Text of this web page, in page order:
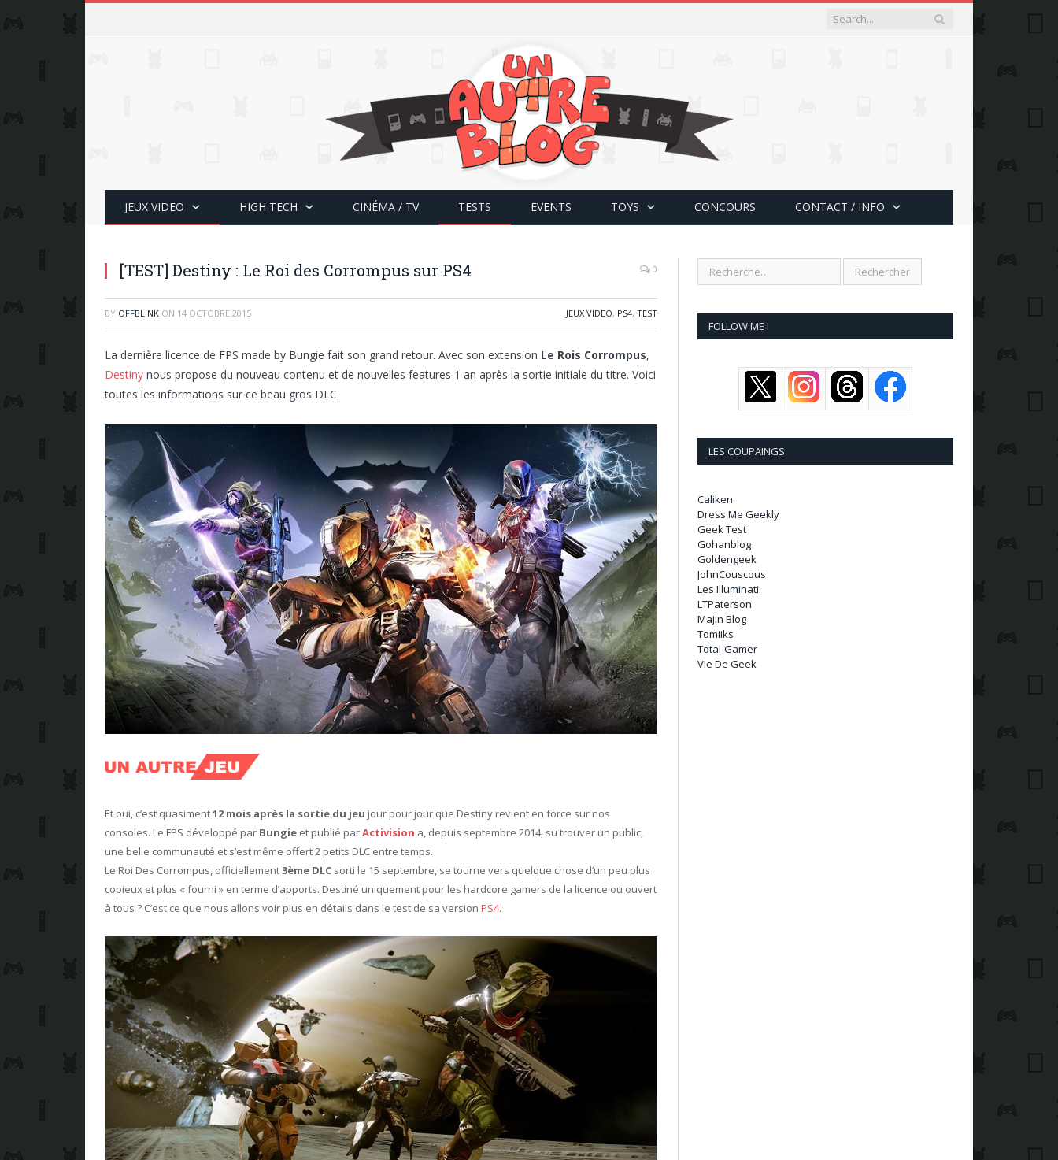
JEUX VIDEO HIGH TECH CINÉMA / TV TESTS EVENTS TOYS CONCOURS CONTACT / INFO
[TEST] Destiny : Le Roi des Corrompus sur PS4 0
BY OFFBLINK ON 14 OCTOBRE 2015 JEUX VIDEO, PS4, TEST
La dernière licence de FPS made by Bungie fait son grand retour. Avec son extension Le Rois Corrompus,
Destiny nous propose du nouveau contenu et de nouvelles features 1 an après la sortie initiale du titre. Voici
toutes les informations sur ce beau gros DLC.
Et oui, c’est quasiment12 mois après la sortie du jeu jour pour jour que Destiny revient en force sur nos
consoles. Le FPS développé par Bungie et publié parActivision a, depuis septembre 2014, su trouver un public,
une belle communauté et s’est même offert 2 petits DLC entre temps.
Le Roi Des Corrompus, officiellement3ème DLC sorti le 15 septembre, se tourne vers quelque chose d’un peu plus
copieux et plus « fourni » en terme d’apports. Destiné uniquement pour les hardcore gamers de la licence ou ouvert
à tous ? C’est ce que nous allons voir plus en détails dans le test de sa version PS4.
FOLLOW ME !
LES COUPAINGS
Caliken
Dress Me Geekly
Geek Test
Gohanblog
Goldengeek
JohnCouscous
Les Illuminati
LTPaterson
Majin Blog
Tomiiks
Total-Gamer
Vie De Geek